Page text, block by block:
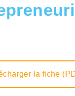
la fiche